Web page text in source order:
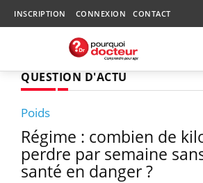
INSCRIPTION CONNEXION CONTACT
QUESTION D'ACTU
Poids
Régime : combien de
perdre par semaine
santé en danger ?